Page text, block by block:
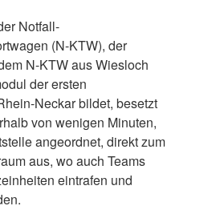
Notfall-
(N-KTW), der
N-KTW aus Wiesloch
der ersten
Neckar bildet, besetzt
von wenigen Minuten,
angeordnet, direkt zum
aus, wo auch Teams
eintrafen und